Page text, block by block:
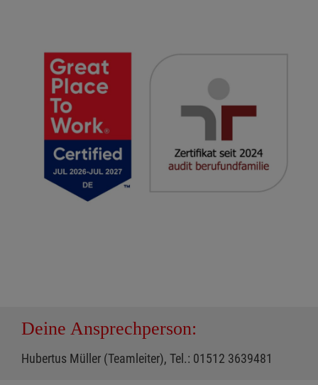
Deine Ansprechperson:
Hubertus Müller (Teamleiter), Tel.: 01512 3639481